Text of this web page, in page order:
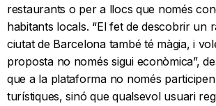
restaurants o per a llocs que només
habitants locals. “El fet de descobrir un
ciutat de Barcelona també té màgia, i
proposta no només sigui econòmica”,
que a la plataforma no només
turístiques, sinó que qualsevol usuari